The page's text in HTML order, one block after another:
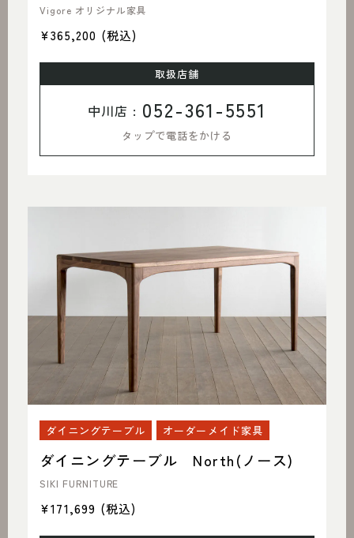
Vigore オリジナル家具
¥365,200 (税込)
取扱店舗
中川店 : 052-361-5551
タップで電話をかける
ダイニングテーブル オーダーメイド家具
ダイニングテーブル North(ノース)
SIKI FURNITURE
¥171,699 (税込)